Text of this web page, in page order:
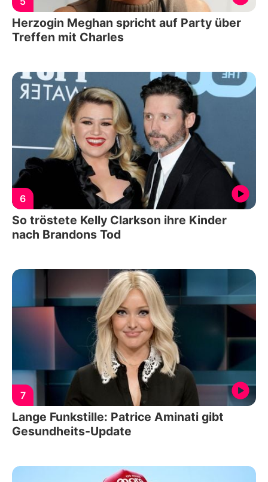
Herzogin Meghan spricht auf Party über
Treffen mit Charles
6
So tröstete Kelly Clarkson ihre Kinder
nach Brandons Tod
7
Lange Funkstille: Patrice Aminati gibt
Gesundheits-Update